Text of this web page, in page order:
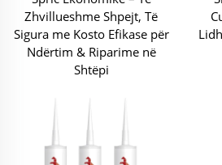
Zhvillueshme Shpejt, Të
Sigura me Kosto Efikase për
Ndërtim & Riparime në
Shtëpi